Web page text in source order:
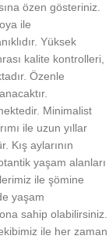
özen gösteriniz.
ile
Yüksek
kalite kontrolleri,
Özenle
Minimalist
ile uzun yıllar
Kış aylarının
yaşam alanları
ile şömine
yaşam
sahip olabilirsiniz.
ile her zaman